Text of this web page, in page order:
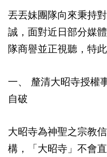
丟丟妹團隊向來秉持
誠，面對近日部分媒
隊商譽並正視聽，特
一、 釐清大昭寺授權
自破
大昭寺為神聖之宗教
構，「大昭寺」不會